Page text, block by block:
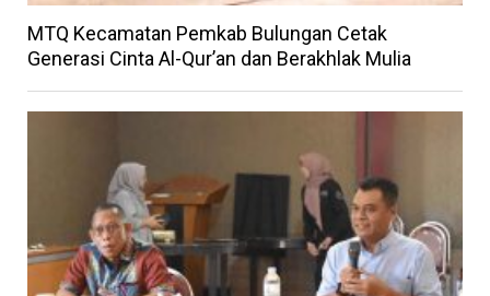
MTQ Kecamatan Pemkab Bulungan Cetak
Generasi Cinta Al-Qur’an dan Berakhlak Mulia